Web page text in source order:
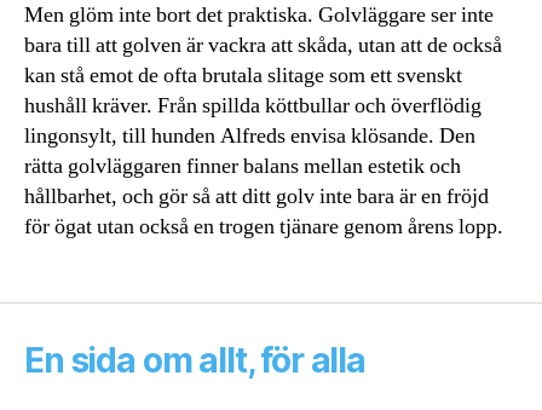
Men glöm inte bort det praktiska. Golvläggare ser inte
bara till att golven är vackra att skåda, utan att de också
kan stå emot de ofta brutala slitage som ett svenskt
hushåll kräver. Från spillda köttbullar och överflödig
lingonsylt, till hunden Alfreds envisa klösande. Den
rätta golvläggaren finner balans mellan estetik och
hållbarhet, och gör så att ditt golv inte bara är en fröjd
för ögat utan också en trogen tjänare genom årens lopp.
En sida om allt, för alla